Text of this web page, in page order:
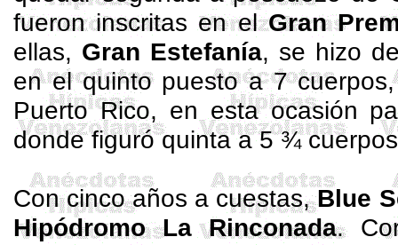
fueron inscritas en elGran
ellas, Gran Estefanía, se hizo
en el quinto puesto a 7
Puerto Rico, en esta ocasión
donde figuró quinta a 5 ¾
Con cinco años a cuestas,Blue
Hipódromo La Rinconada.